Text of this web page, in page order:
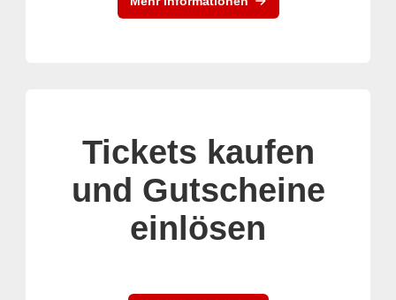
Tickets kaufen
und Gutscheine
einlösen